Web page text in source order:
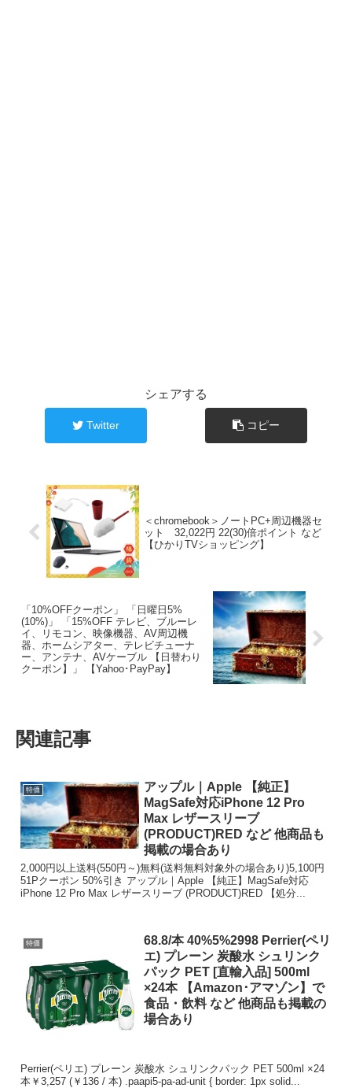
シェアする
Twitter コピー
＜chromebook＞ノートPC+周辺機器セ
ット 32,022円 22(30)倍ポイント など
【ひかりTVショッピング】
「10%OFFクーポン」 「日曜日5%
(10%)」 「15%OFF テレビ、ブルーレ
イ、リモコン、映像機器、AV周辺機
器、ホームシアター、テレビチューナ
ー、アンテナ、AVケーブル 【日替わり
クーポン】」 【Yahoo･PayPay】
関連記事
特価
アップル｜Apple 【純正】
MagSafe対応iPhone 12 Pro
Max レザースリーブ
(PRODUCT)RED など 他商品も
掲載の場合あり
2,000円以上送料(550円～)無料(送料無料対象外の場合あり)5,100円
51Pクーポン 50%引き アップル｜Apple 【純正】MagSafe対応
iPhone 12 Pro Max レザースリーブ (PRODUCT)RED 【処分...
特価
68.8/本 40%5%2998 Perrier(ペリ
エ) プレーン 炭酸水 シュリンク
パック PET [直輸入品] 500ml
×24本 【Amazon･アマゾン】で
食品・飲料 など 他商品も掲載の
場合あり
Perrier(ペリエ) プレーン 炭酸水 シュリンクパック PET 500ml ×24
本￥3,257 (￥136 / 本) .paapi5-pa-ad-unit { border: 1px solid...